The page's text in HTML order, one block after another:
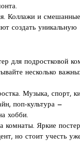
Коллажи и смешанные
создать уникальную
для подростковой
несколько
Музыка, спорт,
поп-культура —
хобби.
комнаты. Яркие
но стоит учесть